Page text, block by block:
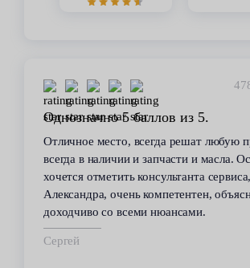
Однозначно 5 баллов из 5.
Отличное место, всегда решат любую
всегда в наличии и запчасти и масла.
хочется отметить консультанта сервиса,
Александра, очень компетентен,
доходчиво со всеми нюансами.
Сергей